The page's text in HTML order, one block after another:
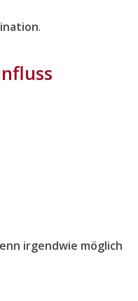
.
irgendwie möglich